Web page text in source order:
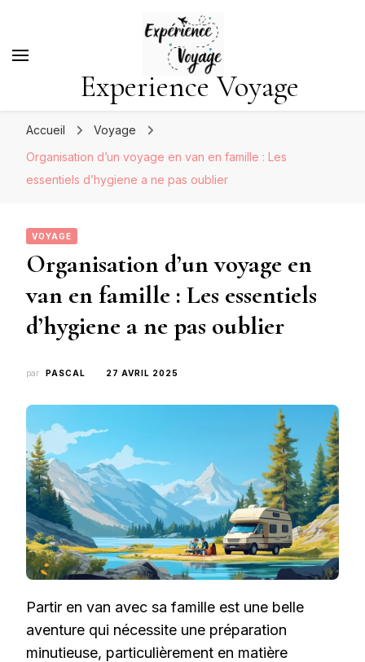
Experience Voyage
Accueil
Voyage
Organisation d’un voyage en van en famille : Les
essentiels d’hygiene a ne pas oublier
VOYAGE
Organisation d’un voyage en
van en famille : Les essentiels
d’hygiene a ne pas oublier
par PASCAL 27 AVRIL 2025
Partir en van avec sa famille est une belle
aventure qui nécessite une préparation
minutieuse, particulièrement en matière